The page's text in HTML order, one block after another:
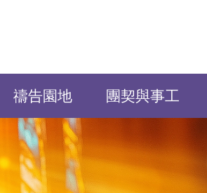
禱告園地 團契與事工